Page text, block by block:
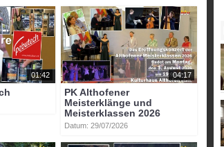
01:42 04:17
PK Althofener
Meisterklänge und
Meisterklassen 2026
Datum: 29/07/2026